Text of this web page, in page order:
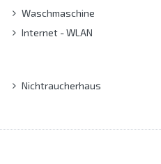
Waschmaschine
Internet - WLAN
Nichtraucherhaus